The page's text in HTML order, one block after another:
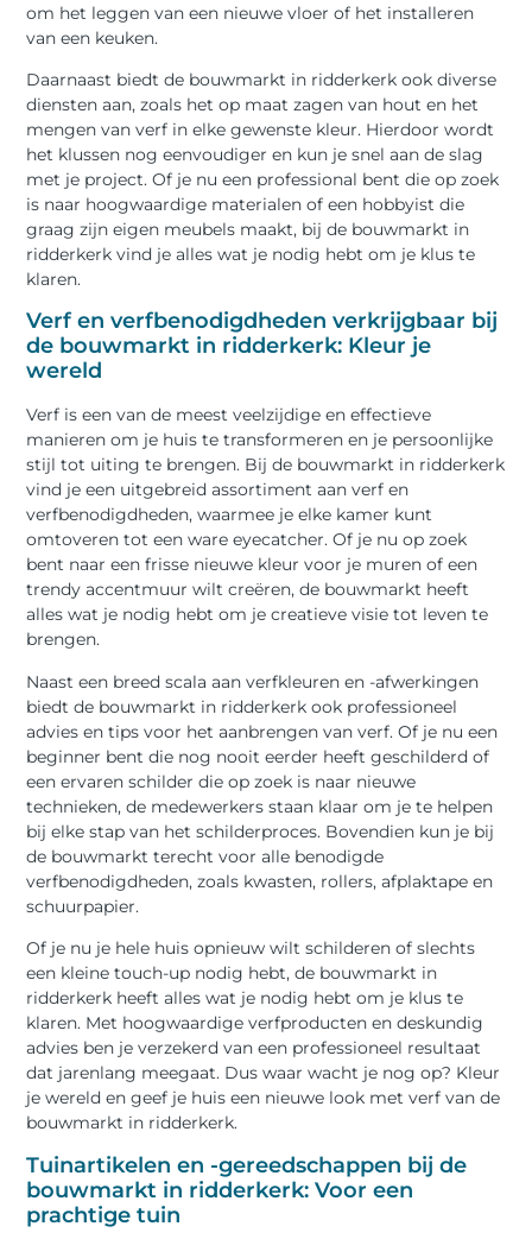
om het leggen van een nieuwe vloer of het installeren
van een keuken.
Daarnaast biedt de bouwmarkt in ridderkerk ook diverse
diensten aan, zoals het op maat zagen van hout en het
mengen van verf in elke gewenste kleur. Hierdoor wordt
het klussen nog eenvoudiger en kun je snel aan de slag
met je project. Of je nu een professional bent die op zoek
is naar hoogwaardige materialen of een hobbyist die
graag zijn eigen meubels maakt, bij de bouwmarkt in
ridderkerk vind je alles wat je nodig hebt om je klus te
klaren.
Verf en verfbenodigdheden verkrijgbaar bij
de bouwmarkt in ridderkerk: Kleur je
wereld
Verf is een van de meest veelzijdige en effectieve
manieren om je huis te transformeren en je persoonlijke
stijl tot uiting te brengen. Bij de bouwmarkt in ridderkerk
vind je een uitgebreid assortiment aan verf en
verfbenodigdheden, waarmee je elke kamer kunt
omtoveren tot een ware eyecatcher. Of je nu op zoek
bent naar een frisse nieuwe kleur voor je muren of een
trendy accentmuur wilt creëren, de bouwmarkt heeft
alles wat je nodig hebt om je creatieve visie tot leven te
brengen.
Naast een breed scala aan verfkleuren en -afwerkingen
biedt de bouwmarkt in ridderkerk ook professioneel
advies en tips voor het aanbrengen van verf. Of je nu een
beginner bent die nog nooit eerder heeft geschilderd of
een ervaren schilder die op zoek is naar nieuwe
technieken, de medewerkers staan klaar om je te helpen
bij elke stap van het schilderproces. Bovendien kun je bij
de bouwmarkt terecht voor alle benodigde
verfbenodigdheden, zoals kwasten, rollers, afplaktape en
schuurpapier.
Of je nu je hele huis opnieuw wilt schilderen of slechts
een kleine touch-up nodig hebt, de bouwmarkt in
ridderkerk heeft alles wat je nodig hebt om je klus te
klaren. Met hoogwaardige verfproducten en deskundig
advies ben je verzekerd van een professioneel resultaat
dat jarenlang meegaat. Dus waar wacht je nog op? Kleur
je wereld en geef je huis een nieuwe look met verf van de
bouwmarkt in ridderkerk.
Tuinartikelen en -gereedschappen bij de
bouwmarkt in ridderkerk: Voor een
prachtige tuin